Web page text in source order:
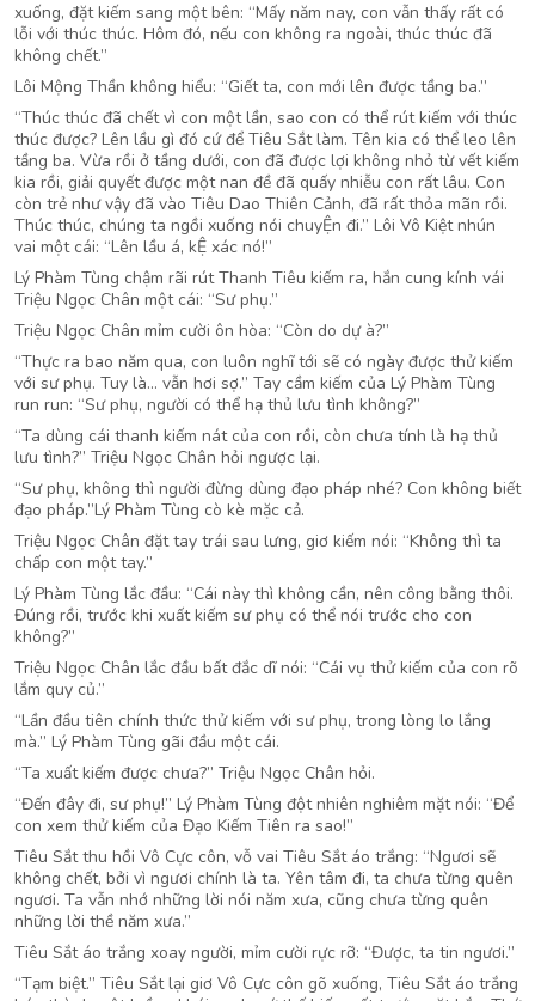
xuống, đặt kiếm sang một bên: “Mấy năm nay, con vẫn thấy rất có
lỗi với thúc thúc. Hôm đó, nếu con không ra ngoài, thúc thúc đã
không chết.”
Lôi Mộng Thần không hiểu: “Giết ta, con mới lên được tầng ba.”
“Thúc thúc đã chết vì con một lần, sao con có thể rút kiếm với thúc
thúc được? Lên lầu gì đó cứ để Tiêu Sắt làm. Tên kia có thể leo lên
tầng ba. Vừa rồi ở tầng dưới, con đã được lợi không nhỏ từ vết kiếm
kia rồi, giải quyết được một nan đề đã quấy nhiễu con rất lâu. Con
còn trẻ như vậy đã vào Tiêu Dao Thiên Cảnh, đã rất thỏa mãn rồi.
Thúc thúc, chúng ta ngồi xuống nói chuyỆn đi.” Lôi Vô Kiệt nhún
vai một cái: “Lên lầu á, kỆ xác nó!”
Lý Phàm Tùng chậm rãi rút Thanh Tiêu kiếm ra, hắn cung kính vái
Triệu Ngọc Chân một cái: “Sư phụ.”
Triệu Ngọc Chân mỉm cười ôn hòa: “Còn do dự à?”
“Thực ra bao năm qua, con luôn nghĩ tới sẽ có ngày được thử kiếm
với sư phụ. Tuy là… vẫn hơi sợ.” Tay cầm kiếm của Lý Phàm Tùng
run run: “Sư phụ, người có thể hạ thủ lưu tình không?”
“Ta dùng cái thanh kiếm nát của con rồi, còn chưa tính là hạ thủ
lưu tình?” Triệu Ngọc Chân hỏi ngược lại.
“Sư phụ, không thì người đừng dùng đạo pháp nhé? Con không biết
đạo pháp.”Lý Phàm Tùng cò kè mặc cả.
Triệu Ngọc Chân đặt tay trái sau lưng, giơ kiếm nói: “Không thì ta
chấp con một tay.”
Lý Phàm Tùng lắc đầu: “Cái này thì không cần, nên công bằng thôi.
Đúng rồi, trước khi xuất kiếm sư phụ có thể nói trước cho con
không?”
Triệu Ngọc Chân lắc đầu bất đắc dĩ nói: “Cái vụ thử kiếm của con rõ
lắm quy củ.”
“Lần đầu tiên chính thức thử kiếm với sư phụ, trong lòng lo lắng
mà.” Lý Phàm Tùng gãi đầu một cái.
“Ta xuất kiếm được chưa?” Triệu Ngọc Chân hỏi.
“Đến đây đi, sư phụ!” Lý Phàm Tùng đột nhiên nghiêm mặt nói: “Để
con xem thử kiếm của Đạo Kiếm Tiên ra sao!”
Tiêu Sắt thu hồi Vô Cực côn, vỗ vai Tiêu Sắt áo trắng: “Ngươi sẽ
không chết, bởi vì ngươi chính là ta. Yên tâm đi, ta chưa từng quên
ngươi. Ta vẫn nhớ những lời nói năm xưa, cũng chưa từng quên
những lời thề năm xưa.”
Tiêu Sắt áo trắng xoay người, mỉm cười rực rỡ: “Được, ta tin ngươi.”
“Tạm biệt.” Tiêu Sắt lại giơ Vô Cực côn gõ xuống, Tiêu Sắt áo trắng